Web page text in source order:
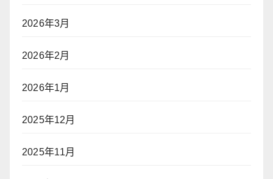
2026年3月
2026年2月
2026年1月
2025年12月
2025年11月